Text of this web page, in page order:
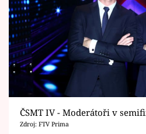
Seriály
Horoskopy
Sledujte prima+
Filmový festival
Pořady
ČSMT IV - Moderátoři v
Zdroj: FTV Prima